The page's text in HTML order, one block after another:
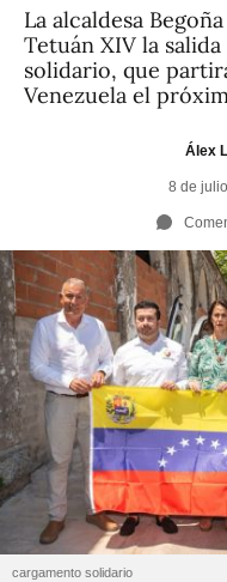
La alcaldesa
Tetuán XIV la
solidario, que
Venezuela el
Álex
8 de
cargamento solidario